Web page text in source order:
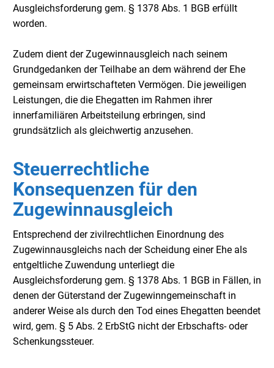
Ausgleichsforderung gem. § 1378 Abs. 1 BGB erfüllt
worden.
Zudem dient der Zugewinnausgleich nach seinem
Grundgedanken der Teilhabe an dem während der Ehe
gemeinsam erwirtschafteten Vermögen. Die jeweiligen
Leistungen, die die Ehegatten im Rahmen ihrer
innerfamiliären Arbeitsteilung erbringen, sind
grundsätzlich als gleichwertig anzusehen.
Steuerrechtliche
Konsequenzen für den
Zugewinnausgleich
Entsprechend der zivilrechtlichen Einordnung des
Zugewinnausgleichs nach der Scheidung einer Ehe als
entgeltliche Zuwendung unterliegt die
Ausgleichsforderung gem. § 1378 Abs. 1 BGB in Fällen, in
denen der Güterstand der Zugewinngemeinschaft in
anderer Weise als durch den Tod eines Ehegatten beendet
wird, gem. § 5 Abs. 2 ErbStG nicht der Erbschafts- oder
Schenkungssteuer.